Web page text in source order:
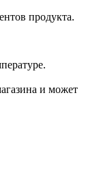
продукта.
и может